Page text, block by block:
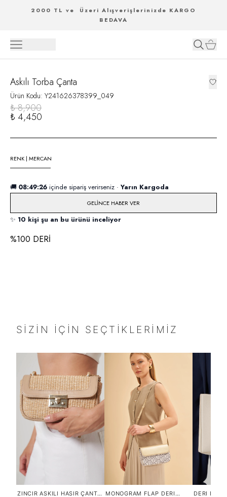
2000 TL ve Üzeri Alışverişlerinizde KARGO
BEDAVA
Askılı Torba Çanta
Ürün Kodu: Y241626378399_049
₺ 8,900
₺ 4,450
RENK | MERCAN
🚚 08:49:26 içinde sipariş verirseniz · Yarın Kargoda
GELINCE HABER VER
✨ 10 kişi şu an bu ürünü inceliyor
%100 DERİ